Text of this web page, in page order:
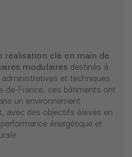
réalisation clé en main de
modulaires destinés à
et techniques.
de-France, ces bâtiments ont
un environnement
avec des objectifs élevés en
énergétique et